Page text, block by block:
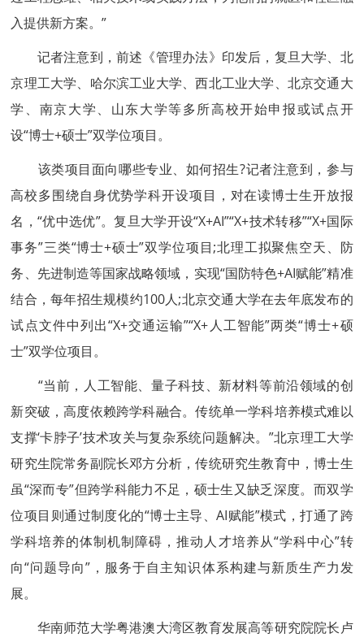
入提供新方案。”
记者注意到，前述《管理办法》印发后，复旦大学、北
京理工大学、哈尔滨工业大学、西北工业大学、北京交通大
学、南京大学、山东大学等多所高校开始申报或试点开
设“博士+硕士”双学位项目。
该类项目面向哪些专业、如何招生?记者注意到，参与
高校多围绕自身优势学科开设项目，对在读博士生开放报
名，“优中选优”。复旦大学开设“X+AI”“X+技术转移”“X+国际
事务”三类“博士+硕士”双学位项目;北理工拟聚焦空天、防
务、先进制造等国家战略领域，实现“国防特色+AI赋能”精准
结合，每年招生规模约100人;北京交通大学在去年底发布的
试点文件中列出“X+交通运输”“X+人工智能”两类“博士+硕
士”双学位项目。
“当前，人工智能、量子科技、新材料等前沿领域的创
新突破，高度依赖跨学科融合。传统单一学科培养模式难以
支撑‘卡脖子’技术攻关与复杂系统问题解决。”北京理工大学
研究生院常务副院长邓方分析，传统研究生教育中，博士生
虽“深而专”但跨学科能力不足，硕士生又缺乏深度。而双学
位项目则通过制度化的“博士主导、AI赋能”模式，打通了跨
学科培养的体制机制障碍，推动人才培养从“学科中心”转
向“问题导向”，服务于自主知识体系构建与新质生产力发
展。
华南师范大学粤港澳大湾区教育发展高等研究院院长卢